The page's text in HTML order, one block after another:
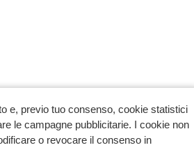
e, previo tuo consenso, cookie statistici
le campagne pubblicitarie. I cookie non
o revocare il consenso in